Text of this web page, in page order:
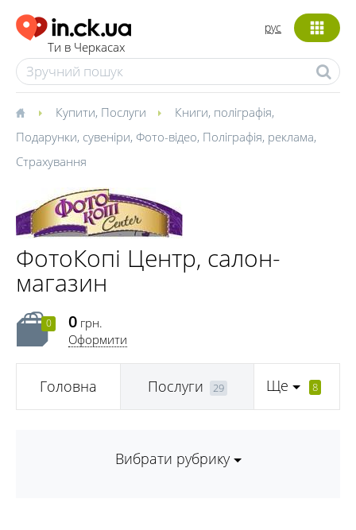
Ти в Черкасах
рус
Купити, Послуги Книги, поліграфія,
Подарунки, сувеніри, Фото-відео, Поліграфія, реклама,
Страхування
ФотоКопі Центр, салон-
магазин
0 0 грн.
Оформити
Головна Послуги 29 Ще 8
Вибрати рубрику